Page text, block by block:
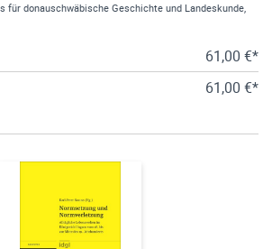
donauschwäbische Geschichte und Landeskunde,
61,00 €*
61,00 €*